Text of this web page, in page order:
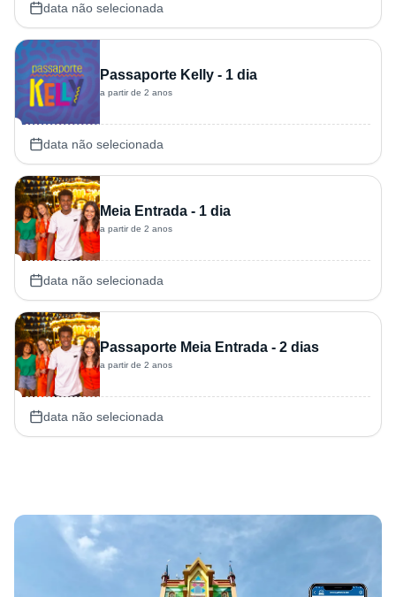
data não selecionada
Passaporte Kelly - 1 dia
a partir de 2 anos
data não selecionada
Meia Entrada - 1 dia
a partir de 2 anos
data não selecionada
Passaporte Meia Entrada - 2 dias
a partir de 2 anos
data não selecionada